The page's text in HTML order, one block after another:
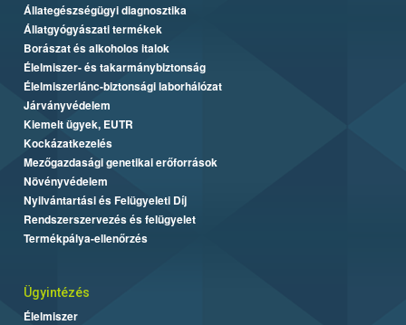
Állategészségügyi diagnosztika
Állatgyógyászati termékek
Borászat és alkoholos italok
Élelmiszer- és takarmánybiztonság
Élelmiszerlánc-biztonsági laborhálózat
Járványvédelem
Kiemelt ügyek, EUTR
Kockázatkezelés
Mezőgazdasági genetikai erőforrások
Növényvédelem
Nyilvántartási és Felügyeleti Díj
Rendszerszervezés és felügyelet
Termékpálya-ellenőrzés
Ügyintézés
Élelmiszer